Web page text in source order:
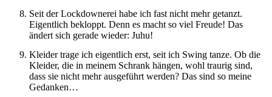
Seit der Lockdownerei habe ich fast nicht mehr getanzt.
Eigentlich bekloppt. Denn es macht so viel Freude! Das
ändert sich gerade wieder: Juhu!
Kleider trage ich eigentlich erst, seit ich Swing tanze. Ob die
Kleider, die in meinem Schrank hängen, wohl traurig sind,
dass sie nicht mehr ausgeführt werden? Das sind so meine
Gedanken…